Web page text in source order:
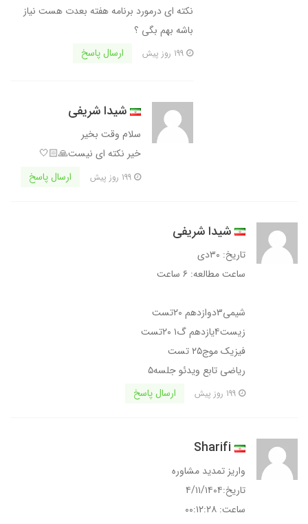
نکته ای درمورد برنامه هفته بعدت هست نیاز
باشه بهم بگی ؟
ارسال پاسخ
شیدا شریفی
سلام وقت بخیر
خیر نکته ای نیست🙏🏻🤍
ارسال پاسخ
شیدا شریفی
تاریخ: ۳۰دی
ساعت مطالعه: ۶ ساعت
شیمی۳دوازدهم ۲۰تست
زیست۴یازدهم گ۱ ۲۰تست
فیزیک موج۲۵ تست
ریاضی تابع ویدئو جلسه۵
ارسال پاسخ
Sharifi
واریز تمدید مشاوره
تاریخ:۴/۱۱/۱۴۰۴
ساعت: ۰۰:۱۲:۲۸